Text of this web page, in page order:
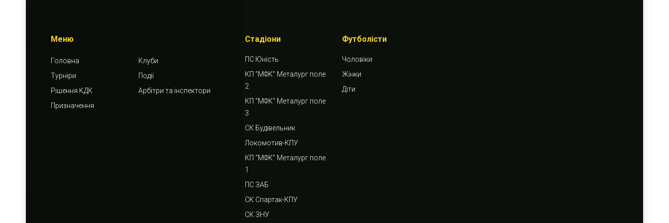
Меню
Головна
Клуби
Турніри
Події
Рішення КДК
Арбітри та інспектори
Призначення
Стадіони
ПС Юність
КП “МФК” Металург поле
2
КП “МФК” Металург поле
3
СК Будівельник
Локомотив-КПУ
КП “МФК” Металург поле
1
ПС ЗАБ
СК Спартак-КПУ
СК ЗНУ
Футболісти
Чоловіки
Жінки
Діти